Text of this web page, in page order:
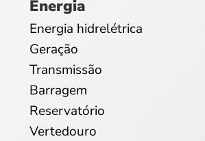
Energia
Energia hidrelétrica
Geração
Transmissão
Barragem
Reservatório
Vertedouro